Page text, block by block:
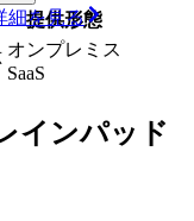
提供形態
ンプレミス
を見る
ンパッド